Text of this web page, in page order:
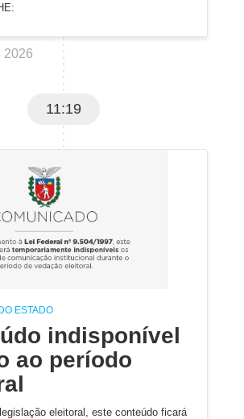
2026
11:19
ESTADO
indisponível
ao período
eleitoral, este conteúdo ficará